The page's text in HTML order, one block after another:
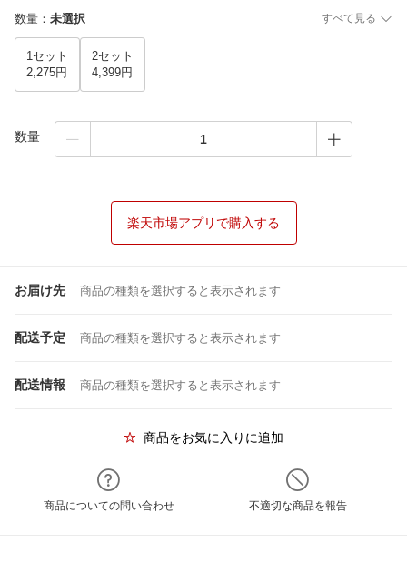
数量 ： 未選択 すべて見る
1セット
2,275円
2セット
4,399円
数量
楽天市場アプリで購入する
お届け先 商品の種類を選択すると表示されます
配送予定 商品の種類を選択すると表示されます
配送情報 商品の種類を選択すると表示されます
商品をお気に入りに追加
商品についての問い合わせ 不適切な商品を報告